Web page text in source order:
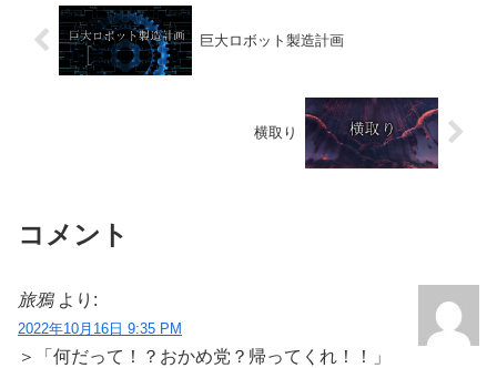
巨大ロボット製造計画
横取り
コメント
旅鴉 より:
2022年10月16日 9:35 PM
＞「何だって！？おかめ党？帰ってくれ！！」